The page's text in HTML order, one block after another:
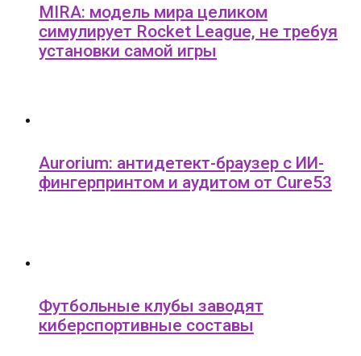
MIRA: модель мира целиком
симулирует Rocket League, не требуя
установки самой игры
Aurorium: антидетект-браузер с ИИ-
фингерпринтом и аудитом от Cure53
Футбольные клубы заводят
киберспортивные составы